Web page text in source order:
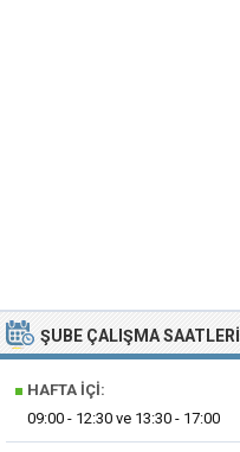
ŞUBE ÇALIŞMA SAATLERI
■ HAFTA İÇI:
09:00 - 12:30 ve 13:30 - 17:00